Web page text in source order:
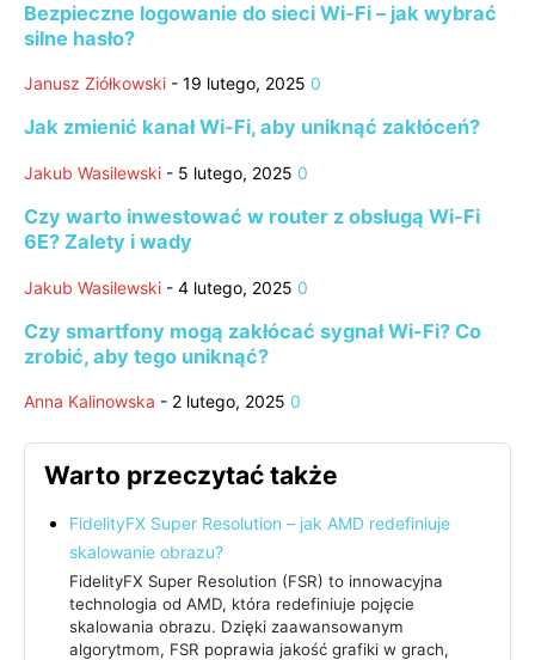
Bezpieczne logowanie do sieci Wi-Fi – jak wybrać
silne hasło?
Janusz Ziółkowski - 19 lutego, 2025 0
Jak zmienić kanał Wi-Fi, aby uniknąć zakłóceń?
Jakub Wasilewski - 5 lutego, 2025 0
Czy warto inwestować w router z obsługą Wi-Fi
6E? Zalety i wady
Jakub Wasilewski - 4 lutego, 2025 0
Czy smartfony mogą zakłócać sygnał Wi-Fi? Co
zrobić, aby tego uniknąć?
Anna Kalinowska - 2 lutego, 2025 0
Warto przeczytać także
FidelityFX Super Resolution – jak AMD redefiniuje
skalowanie obrazu?
FidelityFX Super Resolution (FSR) to innowacyjna
technologia od AMD, która redefiniuje pojęcie
skalowania obrazu. Dzięki zaawansowanym
algorytmom, FSR poprawia jakość grafiki w grach,